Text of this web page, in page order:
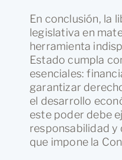
En conclusión, la
legislativa en
herramienta
Estado cumpla
esenciales:
garantizar
el desarrollo
este poder debe
responsabilidad
que impone la